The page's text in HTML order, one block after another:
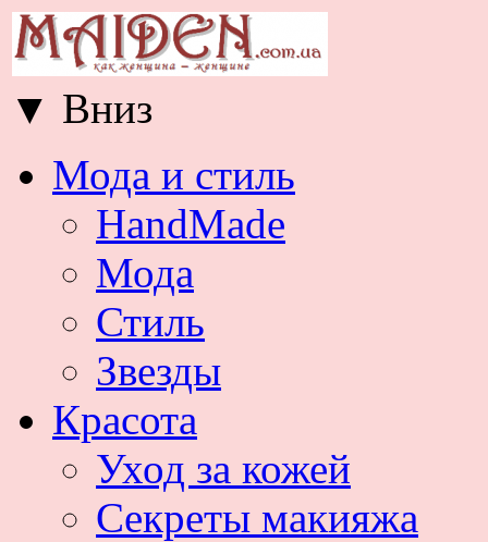
▼ Вниз
Мода и стиль
HandMade
Мода
Стиль
Звезды
Красота
Уход за кожей
Секреты макияжа